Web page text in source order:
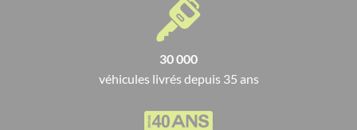
30 000
véhicules livrés depuis 35 ans